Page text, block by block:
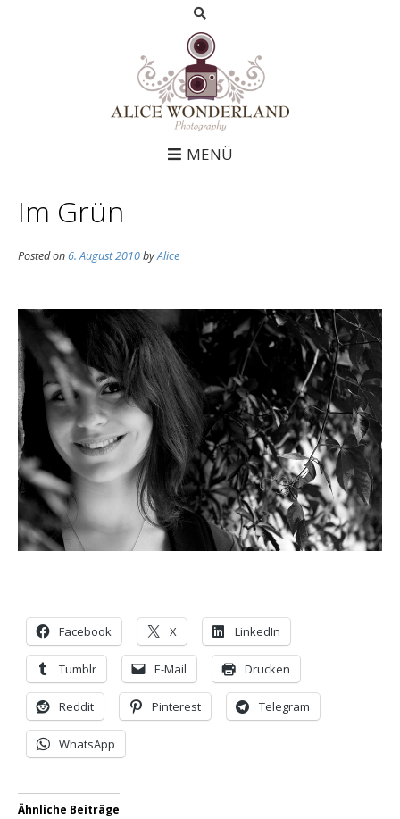
MENÜ
Im Grün
Posted on6. August 2010byAlice
Facebook X LinkedIn
Tumblr E-Mail Drucken
Reddit Pinterest Telegram
WhatsApp
Ähnliche Beiträge